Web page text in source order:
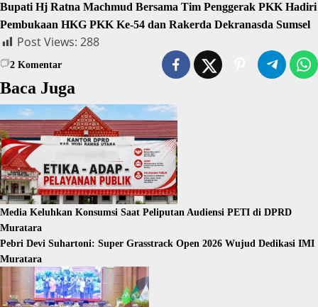
Bupati Hj Ratna Machmud Bersama Tim Penggerak PKK Hadiri
Pembukaan HKG PKK Ke-54 dan Rakerda Dekranasda Sumsel
Post Views: 288
2 Komentar
Baca Juga
Media Keluhkan Konsumsi Saat Peliputan Audiensi PETI di DPRD
Muratara
Pebri Devi Suhartoni: Super Grasstrack Open 2026 Wujud Dedikasi IMI
Muratara